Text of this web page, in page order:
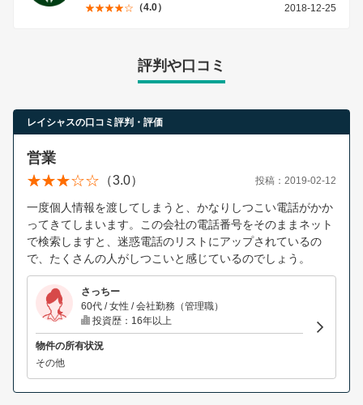
（4.0）
2018-12-25
評判や口コミ
レイシャスの口コミ評判・評価
営業
（3.0） 投稿：2019-02-12
一度個人情報を渡してしまうと、かなりしつこい電話がかか
ってきてしまいます。この会社の電話番号をそのままネット
で検索しますと、迷惑電話のリストにアップされているの
で、たくさんの人がしつこいと感じているのでしょう。
さっちー
60代 / 女性 / 会社勤務（管理職）
投資歴：16年以上
物件の所有状況
その他